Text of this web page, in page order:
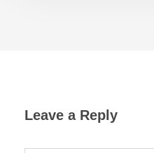
Leave a Reply